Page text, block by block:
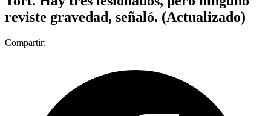
reviste gravedad, señaló. (Actualizado)
Compartir: